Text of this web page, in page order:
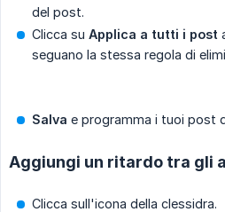
del post.
Clicca su Applica a tutti i post
seguano la stessa regola di
Salva e programma i tuoi post
Aggiungi un ritardo tra gli
Clicca sull'icona della clessidra.